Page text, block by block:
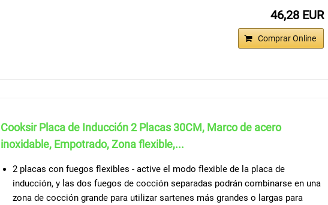
46,28 EUR
Comprar Online
Cooksir Placa de Inducción 2 Placas 30CM, Marco de acero
inoxidable, Empotrado, Zona flexible,...
2 placas con fuegos flexibles - active el modo flexible de la placa de
inducción, y las dos fuegos de cocción separadas podrán combinarse en una
zona de cocción grande para utilizar sartenes más grandes o largas para